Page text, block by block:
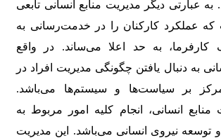
عبارتی دیگر مدیریت منابع انسانی تابعی
عملکرد کارکنان را در خدمت‌رسانی به
کارفرما، به حد اعلا می‌ساند. در واقع
به دنبال یافتن چگونگی مدیریت افراد در
بر سیاست‌ها و سیستم‌ها می‌باشد.
انسانی، انجام کلیه امور مربوط به
توسعه نیروی انسانی می‌باشد. این مدیریت